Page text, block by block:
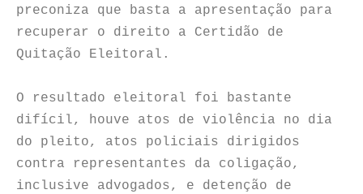
preconiza que basta a apresentação para
recuperar o direito a Certidão de
Quitação Eleitoral.
O resultado eleitoral foi bastante
difícil, houve atos de violência no dia
do pleito, atos policiais dirigidos
contra representantes da coligação,
inclusive advogados, e detenção de